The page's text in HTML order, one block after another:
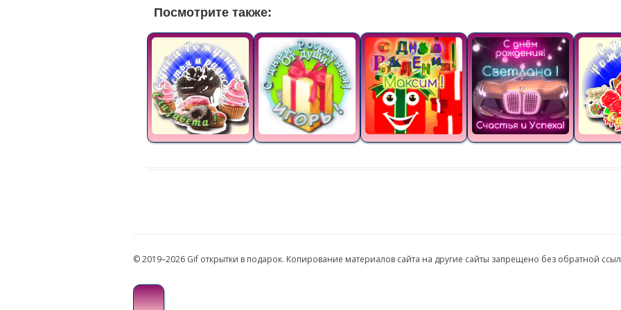
Посмотрите также:
© 2019–2026 Gif открытки в подарок. Копирование материалов сайта на другие сайты запрещено без обратной